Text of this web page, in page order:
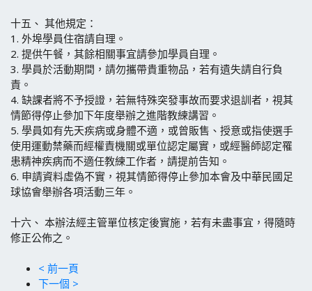
十五、 其他規定：
1. 外埠學員住宿請自理。
2. 提供午餐，其餘相關事宜請參加學員自理。
3. 學員於活動期間，請勿攜帶貴重物品，若有遺失請自行負
責。
4. 缺課者將不予授證，若無特殊突發事故而要求退訓者，視其
情節得停止參加下年度舉辦之進階教練講習。
5. 學員如有先天疾病或身體不適，或曾販售、授意或指使選手
使用運動禁藥而經權責機關或單位認定屬實，或經醫師認定罹
患精神疾病而不適任教練工作者，請提前告知。
6. 申請資料虛偽不實，視其情節得停止參加本會及中華民國足
球協會舉辦各項活動三年。
十六、 本辦法經主管單位核定後實施，若有未盡事宜，得隨時
修正公佈之。
< 前一頁
下一個 >